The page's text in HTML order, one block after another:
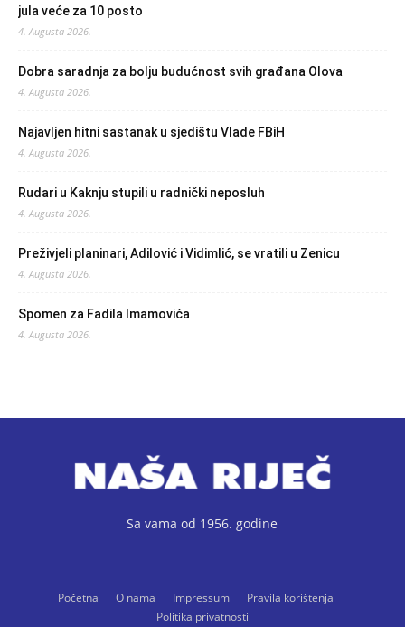
jula veće za 10 posto
4. Augusta 2026.
Dobra saradnja za bolju budućnost svih građana Olova
4. Augusta 2026.
Najavljen hitni sastanak u sjedištu Vlade FBiH
4. Augusta 2026.
Rudari u Kaknju stupili u radnički neposluh
4. Augusta 2026.
Preživjeli planinari, Adilović i Vidimlić, se vratili u Zenicu
4. Augusta 2026.
Spomen za Fadila Imamovića
4. Augusta 2026.
Sa vama od 1956. godine
Početna O nama Impressum
Pravila korištenja
Politika privatnosti